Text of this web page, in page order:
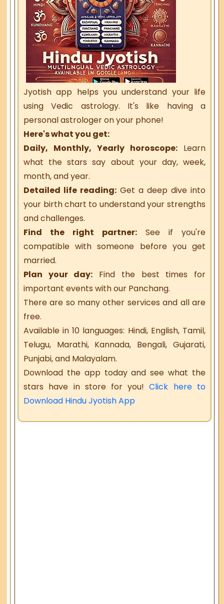
Jyotish app helps you understand your life
using Vedic astrology. It's like having a
personal astrologer on your phone!
Here's what you get:
Daily, Monthly, Yearly horoscope:Learn
what the stars say about your day, week,
month, and year.
Detailed life reading: Get a deep dive into
your birth chart to understand your strengths
and challenges.
Find the right partner: See if you're
compatible with someone before you get
married.
Plan your day: Find the best times for
important events with our Panchang.
There are so many other services and all are
free.
Available in 10 languages: Hindi, English, Tamil,
Telugu, Marathi, Kannada, Bengali, Gujarati,
Punjabi, and Malayalam.
Download the app today and see what the
stars have in store for you!Click here to
Download Hindu Jyotish App